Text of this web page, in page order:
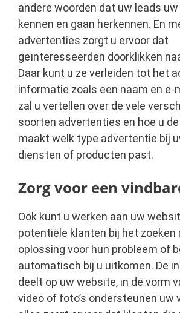
andere woorden dat uw leads
kennen en gaan herkennen. En
advertenties zorgt u ervoor dat
geïnteresseerden doorklikken
Daar kunt u ze verleiden tot het
informatie zoals een naam en e-
zal u vertellen over de vele
soorten advertenties en hoe u
maakt welk type advertentie bij
diensten of producten past.
Zorg voor een
Ook kunt u werken aan uw
potentiële klanten bij het zoeken
oplossing voor hun probleem of
automatisch bij u uitkomen. De
deelt op uw website, in de vorm
video of foto’s ondersteunen uw